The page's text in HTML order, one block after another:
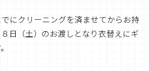
にクリーニングを済ませてからお持
日（土）のお渡しとなり衣替えにギ